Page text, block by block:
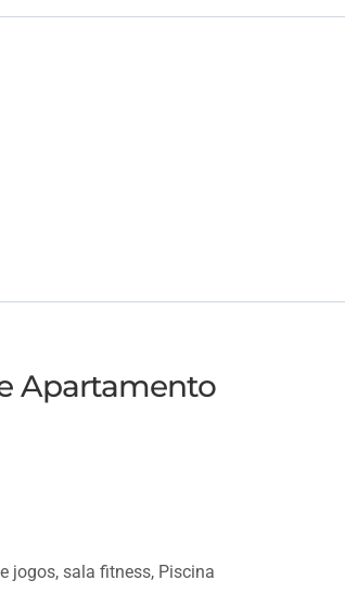
Apartamento
jogos, sala fitness, Piscina